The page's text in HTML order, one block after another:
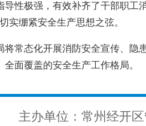
导性极强，有效补齐了干部职工
实绷紧安全生产思想之弦。
将常态化开展消防安全宣传、隐
面覆盖的安全生产工作格局。
主办单位：常州经开